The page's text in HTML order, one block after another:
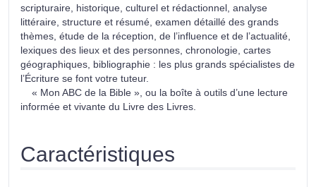
scripturaire, historique, culturel et rédactionnel, analyse
littéraire, structure et résumé, examen détaillé des grands
thèmes, étude de la réception, de l’influence et de l’actualité,
lexiques des lieux et des personnes, chronologie, cartes
géographiques, bibliographie : les plus grands spécialistes de
l’Écriture se font votre tuteur.
« Mon ABC de la Bible », ou la boîte à outils d’une lecture
informée et vivante du Livre des Livres.
Caractéristiques